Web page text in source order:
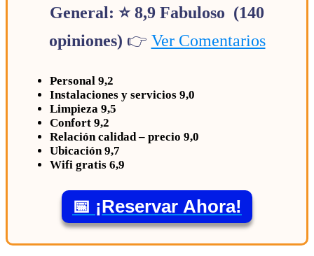
General: ⭐ 8,9 Fabuloso (140
opiniones) 👉 Ver Comentarios
Personal 9,2
Instalaciones y servicios 9,0
Limpieza 9,5
Confort 9,2
Relación calidad – precio 9,0
Ubicación 9,7
Wifi gratis 6,9
📅 ¡Reservar Ahora!